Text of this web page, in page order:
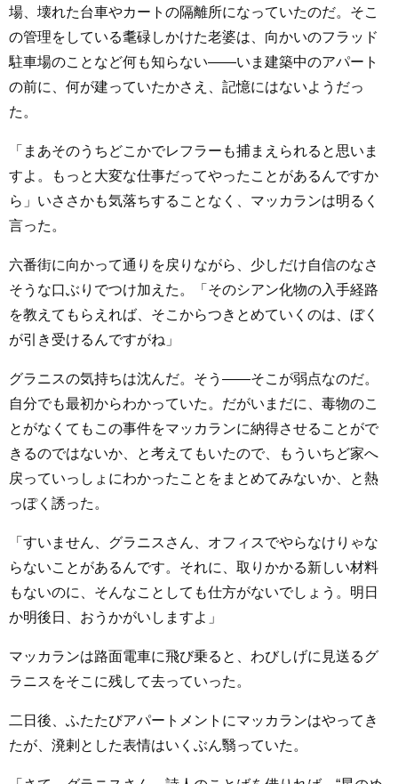
場、壊れた台車やカートの隔離所になっていたのだ。そこ
の管理をしている耄碌しかけた老婆は、向かいのフラッド
駐車場のことなど何も知らない――いま建築中のアパート
の前に、何が建っていたかさえ、記憶にはないようだっ
た。
「まあそのうちどこかでレフラーも捕まえられると思いま
すよ。もっと大変な仕事だってやったことがあるんですか
ら」いささかも気落ちすることなく、マッカランは明るく
言った。
六番街に向かって通りを戻りながら、少しだけ自信のなさ
そうな口ぶりでつけ加えた。「そのシアン化物の入手経路
を教えてもらえれば、そこからつきとめていくのは、ぼく
が引き受けるんですがね」
グラニスの気持ちは沈んだ。そう――そこが弱点なのだ。
自分でも最初からわかっていた。だがいまだに、毒物のこ
とがなくてもこの事件をマッカランに納得させることがで
きるのではないか、と考えてもいたので、もういちど家へ
戻っていっしょにわかったことをまとめてみないか、と熱
っぽく誘った。
「すいません、グラニスさん、オフィスでやらなけりゃな
らないことがあるんです。それに、取りかかる新しい材料
もないのに、そんなことしても仕方がないでしょう。明日
か明後日、おうかがいしますよ」
マッカランは路面電車に飛び乗ると、わびしげに見送るグ
ラニスをそこに残して去っていった。
二日後、ふたたびアパートメントにマッカランはやってき
たが、溌剌とした表情はいくぶん翳っていた。